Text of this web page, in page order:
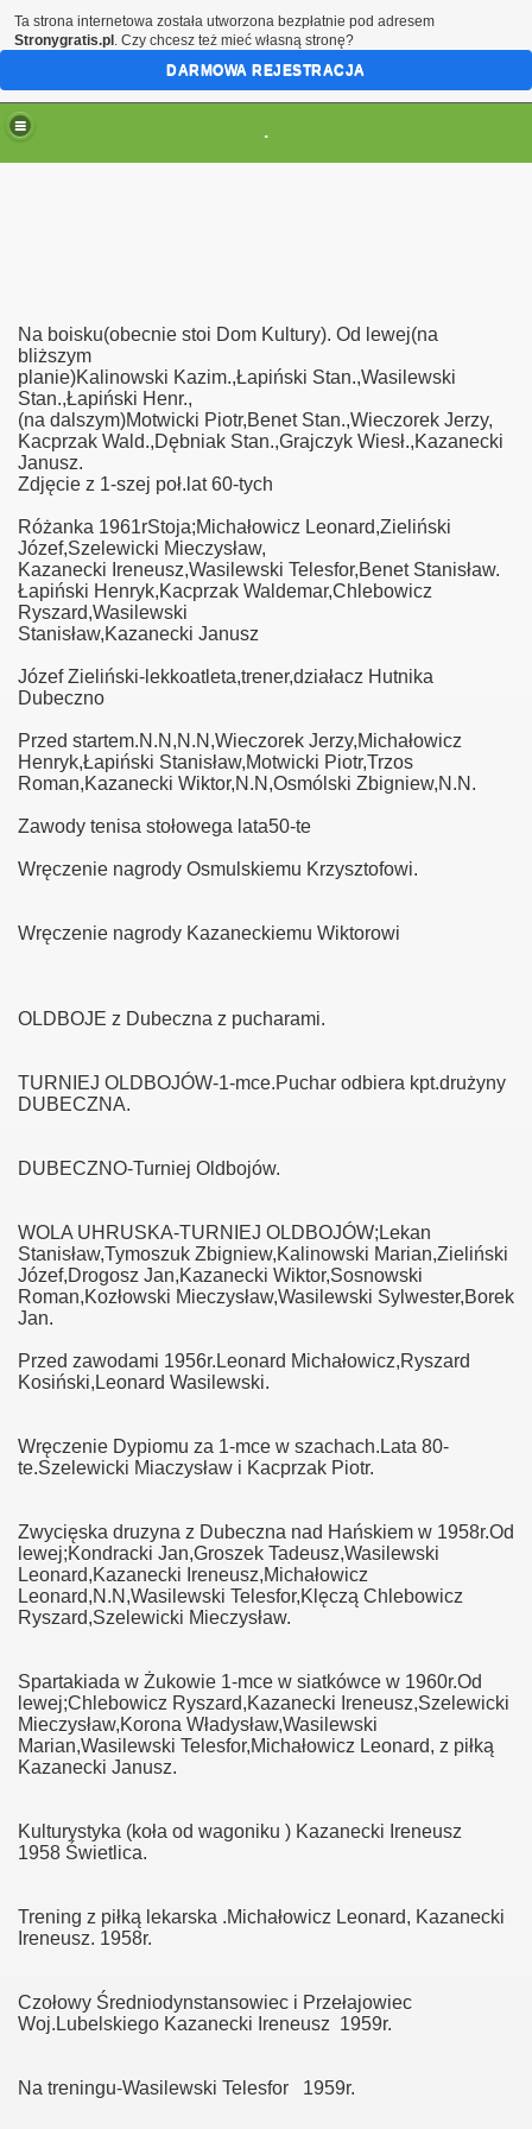
.
Na boisku(obecnie stoi Dom Kultury). Od lewej(na
bliższym
planie)Kalinowski Kazim.,Łapiński Stan.,Wasilewski
Stan.,Łapiński Henr.,
(na dalszym)Motwicki Piotr,Benet Stan.,Wieczorek Jerzy,
Kacprzak Wald.,Dębniak Stan.,Grajczyk Wiesł.,Kazanecki
Janusz.
Zdjęcie z 1-szej poł.lat 60-tych
Różanka 1961rStoja;Michałowicz Leonard,Zieliński
Józef,Szelewicki Mieczysław,
Kazanecki Ireneusz,Wasilewski Telesfor,Benet Stanisław.
Łapiński Henryk,Kacprzak Waldemar,Chlebowicz
Ryszard,Wasilewski
Stanisław,Kazanecki Janusz
Józef Zieliński-lekkoatleta,trener,działacz Hutnika
Dubeczno
Przed startem.N.N,N.N,Wieczorek Jerzy,Michałowicz
Henryk,Łapiński Stanisław,Motwicki Piotr,Trzos
Roman,Kazanecki Wiktor,N.N,Osmólski Zbigniew,N.N.
Zawody tenisa stołowega lata50-te
Wręczenie nagrody Osmulskiemu Krzysztofowi.
Wręczenie nagrody Kazaneckiemu Wiktorowi
OLDBOJE z Dubeczna z pucharami.
TURNIEJ OLDBOJÓW-1-mce.Puchar odbiera kpt.drużyny
DUBECZNA.
DUBECZNO-Turniej Oldbojów.
WOLA UHRUSKA-TURNIEJ OLDBOJÓW;Lekan
Stanisław,Tymoszuk Zbigniew,Kalinowski Marian,Zieliński
Józef,Drogosz Jan,Kazanecki Wiktor,Sosnowski
Roman,Kozłowski Mieczysław,Wasilewski Sylwester,Borek
Jan.
Przed zawodami 1956r.Leonard Michałowicz,Ryszard
Kosiński,Leonard Wasilewski.
Wręczenie Dypiomu za 1-mce w szachach.Lata 80-
te.Szelewicki Miaczysław i Kacprzak Piotr.
Zwycięska druzyna z Dubeczna nad Hańskiem w 1958r.Od
lewej;Kondracki Jan,Groszek Tadeusz,Wasilewski
Leonard,Kazanecki Ireneusz,Michałowicz
Leonard,N.N,Wasilewski Telesfor,Klęczą Chlebowicz
Ryszard,Szelewicki Mieczysław.
Spartakiada w Żukowie 1-mce w siatkówce w 1960r.Od
lewej;Chlebowicz Ryszard,Kazanecki Ireneusz,Szelewicki
Mieczysław,Korona Władysław,Wasilewski
Marian,Wasilewski Telesfor,Michałowicz Leonard, z piłką
Kazanecki Janusz.
Kulturystyka (koła od wagoniku ) Kazanecki Ireneusz
1958 Świetlica.
Trening z piłką lekarska .Michałowicz Leonard, Kazanecki
Ireneusz. 1958r.
Czołowy Średniodynstansowiec i Przełajowiec
Woj.Lubelskiego Kazanecki Ireneusz 1959r.
Na treningu-Wasilewski Telesfor 1959r.
Ta strona internetowa została utworzona bezpłatnie pod adresem
Stronygratis.pl . Czy chcesz też mieć własną stronę?
DARMOWA REJESTRACJA